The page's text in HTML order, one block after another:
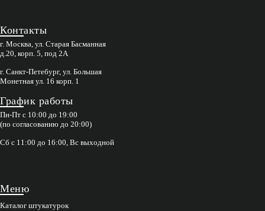
Контакты
г. Москва, ул. Старая Басманная
д.20, корп. 5, под 2А
г. Санкт-Петебург, ул. Большая
Монетная ул. 16 корп. 1
График работы
Пн-Пт с 10:00 до 19:00
(по согласованию до 20:00)
Сб с 11:00 до 16:00, Вс выходной
Меню
Каталог штукатурок